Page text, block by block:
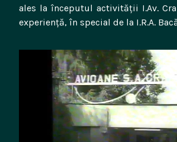
ales la începutul activităţii I.Av.
experienţă, în special de la I.R.A.